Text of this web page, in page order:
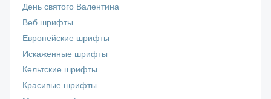
День святого Валентина
Веб шрифты
Европейские шрифты
Искаженные шрифты
Кельтские шрифты
Красивые шрифты